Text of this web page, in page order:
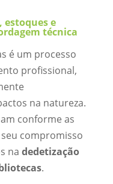
estoques e
técnica
é um processo
profissional,
na natureza.
conforme as
compromisso
na dedetização
.